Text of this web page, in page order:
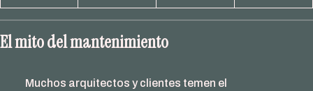
El mito del mantenimiento
Muchos arquitectos y clientes temen el